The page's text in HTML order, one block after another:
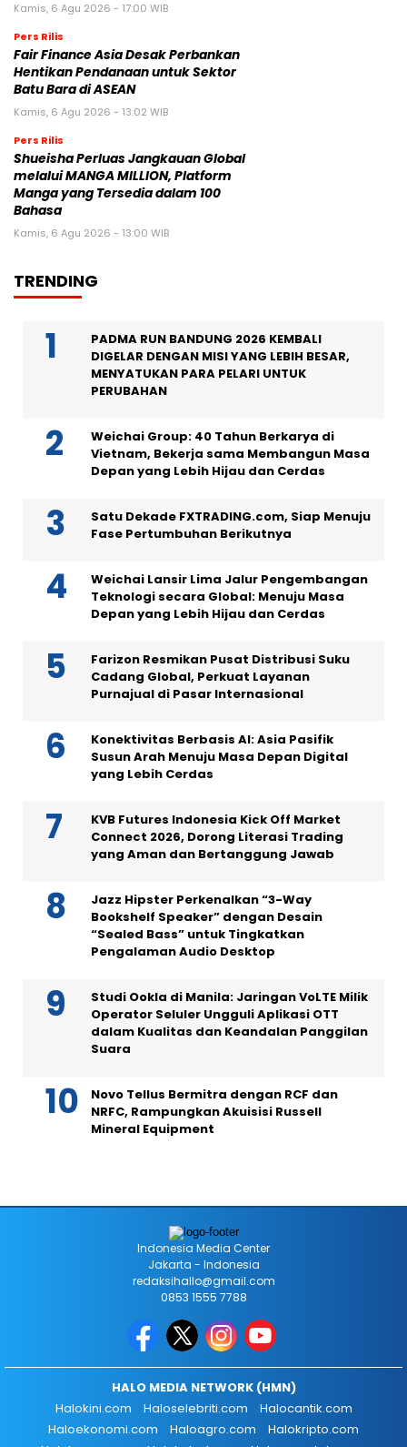
Kamis, 6 Agu 2026 - 17:00 WIB
Pers Rilis
Fair Finance Asia Desak Perbankan
Hentikan Pendanaan untuk Sektor
Batu Bara di ASEAN
Kamis, 6 Agu 2026 - 13:02 WIB
Pers Rilis
Shueisha Perluas Jangkauan Global
melalui MANGA MILLION, Platform
Manga yang Tersedia dalam 100
Bahasa
Kamis, 6 Agu 2026 - 13:00 WIB
TRENDING
PADMA RUN BANDUNG 2026 KEMBALI
DIGELAR DENGAN MISI YANG LEBIH BESAR,
MENYATUKAN PARA PELARI UNTUK
PERUBAHAN
Weichai Group: 40 Tahun Berkarya di
Vietnam, Bekerja sama Membangun Masa
Depan yang Lebih Hijau dan Cerdas
Satu Dekade FXTRADING.com, Siap Menuju
Fase Pertumbuhan Berikutnya
Weichai Lansir Lima Jalur Pengembangan
Teknologi secara Global: Menuju Masa
Depan yang Lebih Hijau dan Cerdas
Farizon Resmikan Pusat Distribusi Suku
Cadang Global, Perkuat Layanan
Purnajual di Pasar Internasional
Konektivitas Berbasis AI: Asia Pasifik
Susun Arah Menuju Masa Depan Digital
yang Lebih Cerdas
KVB Futures Indonesia Kick Off Market
Connect 2026, Dorong Literasi Trading
yang Aman dan Bertanggung Jawab
Jazz Hipster Perkenalkan “3-Way
Bookshelf Speaker” dengan Desain
“Sealed Bass” untuk Tingkatkan
Pengalaman Audio Desktop
Studi Ookla di Manila: Jaringan VoLTE Milik
Operator Seluler Ungguli Aplikasi OTT
dalam Kualitas dan Keandalan Panggilan
Suara
Novo Tellus Bermitra dengan RCF dan
NRFC, Rampungkan Akuisisi Russell
Mineral Equipment
Indonesia Media Center
Jakarta - Indonesia
redaksihallo@gmail.com
0853 1555 7788
HALO MEDIA NETWORK (HMN)
Halokini.com
Haloselebriti.com
Halocantik.com
Haloekonomi.com
Haloagro.com
Halokripto.com